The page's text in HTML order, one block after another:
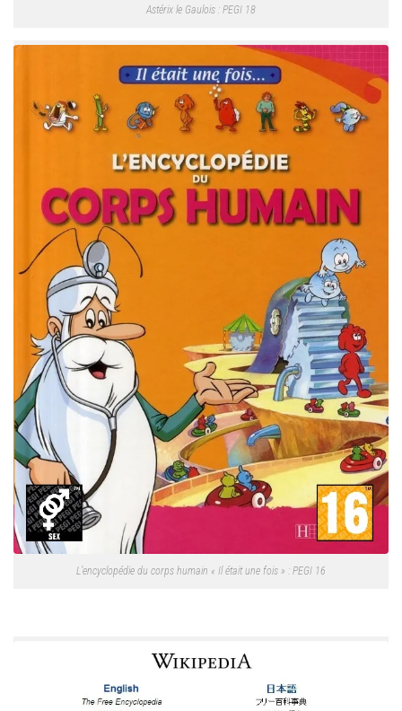
Astérix le Gaulois : PEGI 18
L’encyclopédie du corps humain « Il était une fois » : PEGI 16